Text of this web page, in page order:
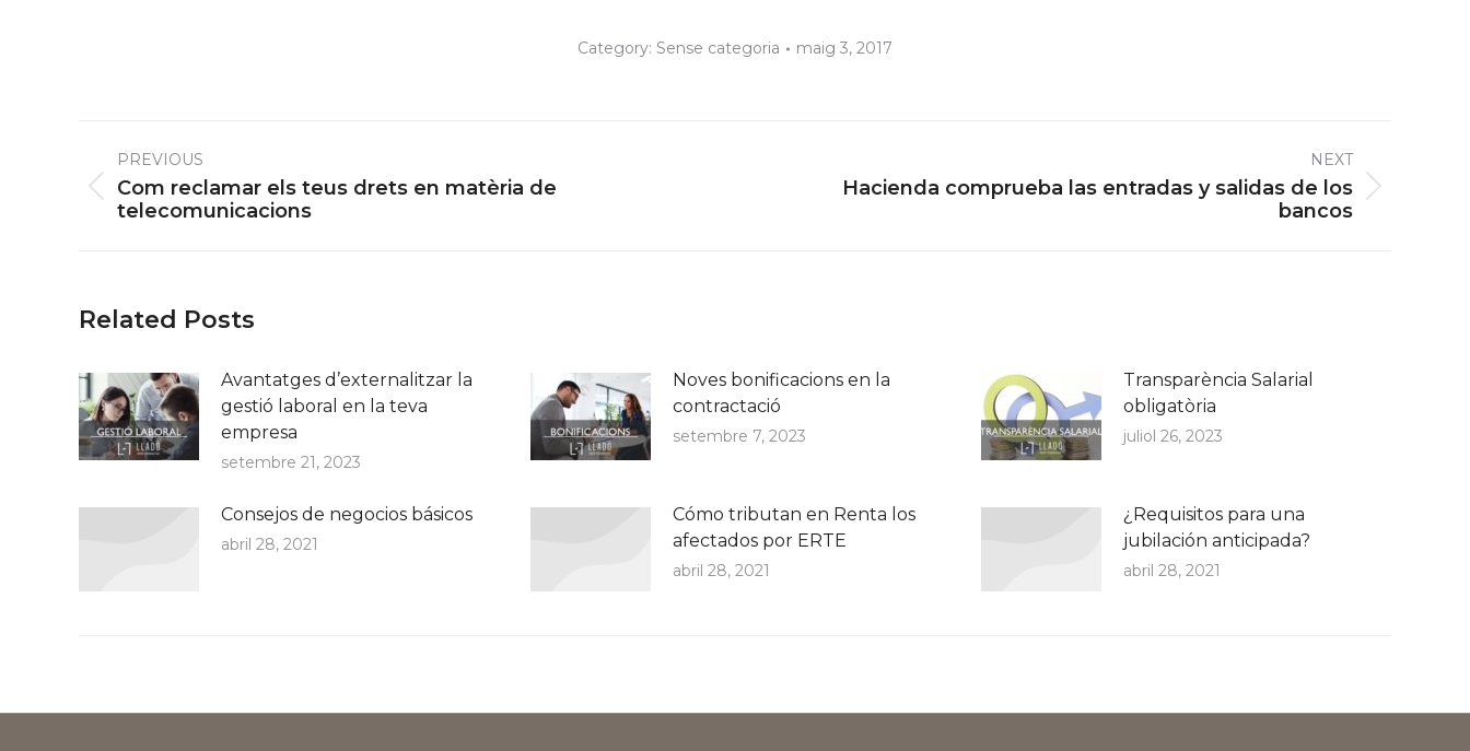
Category: Sense categoria maig 3, 2017
navigation
PREVIOUS
Previous
post:
Com reclamar els teus drets en matèria de
telecomunicacions
NEXT
Hacienda comprueba las entradas y salidas de los
bancos
Related Posts
Avantatges d’externalitzar la
gestió laboral en la teva
empresa
setembre 21, 2023
Noves bonificacions en la
contractació
setembre 7, 2023
Transparència Salarial
obligatòria
juliol 26, 2023
Consejos de negocios básicos
abril 28, 2021
Cómo tributan en Renta los
afectados por ERTE
abril 28, 2021
¿Requisitos para una
jubilación anticipada?
abril 28, 2021